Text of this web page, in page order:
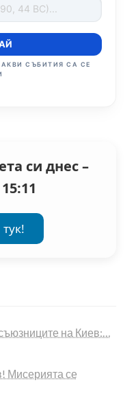
СЪБИТИЯ СА СЕ
си днес –
на Киев:…
Мисерията се